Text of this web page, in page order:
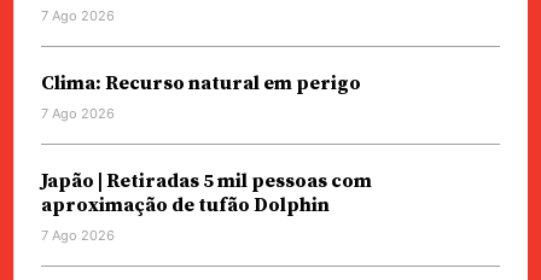
7 Ago 2026
Clima: Recurso natural em perigo
7 Ago 2026
Japão | Retiradas 5 mil pessoas com
aproximação de tufão Dolphin
7 Ago 2026